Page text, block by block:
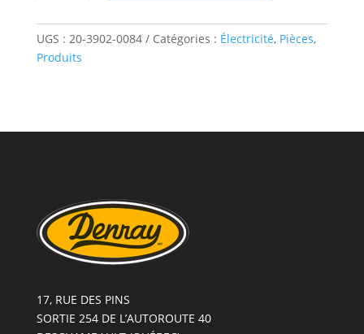
0084
*
POUR
BRINS
2010-
2013
FLTR
UGS : 20-3902-0084 Catégories : Électricité, Pièces,
Produits
17, RUE DES PINS
SORTIE 254 DE L’AUTOROUTE 40